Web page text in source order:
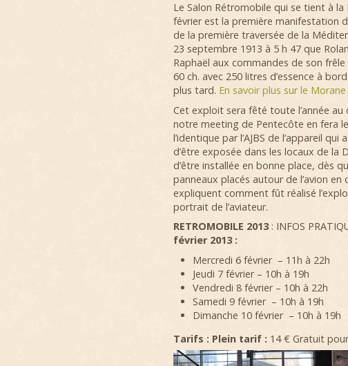
Le Salon Rétromobile qui se tient à la
février est la première manifestation
de la première traversée de la
23 septembre 1913 à 5 h 47 que
Raphaël aux commandes de son
60 ch. avec 250 litres d’essence à
plus tard. En savoir plus sur le Morane
Cet exploit sera fêté toute l’année
notre meeting de Pentecôte en fera
l’identique par l’AJBS de l’appareil
d’être exposée dans les locaux de la
d’être installée en bonne place, dès
panneaux placés autour de l’avion
expliquent comment fût réalisé
portrait de l’aviateur.
RETROMOBILE 2013: INFOS
février 2013 :
Mercredi 6 février – 11h à 22h
Jeudi 7 février – 10h à 19h
Vendredi 8 février – 10h à 22h
Samedi 9 février – 10h à 19h
Dimanche 10 février – 10h à 19h
Tarifs : Plein tarif : 14 € Gratuit